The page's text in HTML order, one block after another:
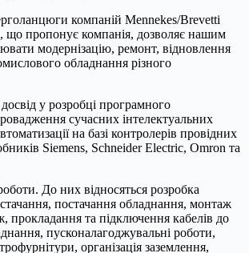
компаній Mennekes/Brevetti
що пропонує компанія, дозволяє нашим
модернізацію, ремонт, відновлення
обладнання різного
у розробці програмного
сучасних інтелектуальних
на базі контролерів провідних
Siemens, Schneider Electric, Omron та
До них відносяться розробка
постачання обладнання, монтаж
прокладання та підключення кабелів до
пусконалагоджувальні роботи,
організація заземлення,